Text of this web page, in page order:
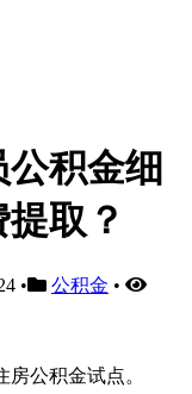
积金细
取？
• 公积金 •
公积金试点。